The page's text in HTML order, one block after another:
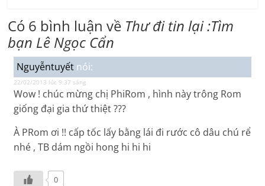
Có 6 bình luận về Thư đi tin lại :Tìm
bạn Lê Ngọc Cẩn
Nguyễntuyết nói:
22/02/2013 lúc 9:37 sáng
Wow ! chúc mừng chị PhiRom , hình này trông Rom
giống đại gia thứ thiệt ???
À PRom ơi !! cấp tốc lấy bằng lái đi rước cô dâu chú rể
nhé , TB dám ngồi hong hi hi hi
0